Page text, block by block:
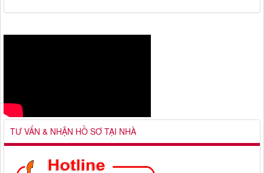
TƯ VẤN & NHẬN HỒ SƠ TẠI NHÀ